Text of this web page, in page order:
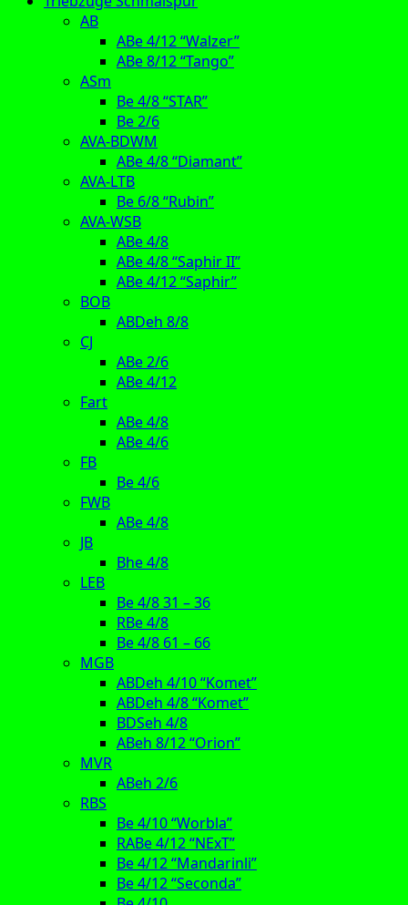
AB
ABe 4/12 “Walzer”
ABe 8/12 “Tango”
ASm
Be 4/8 “STAR”
Be 2/6
AVA-BDWM
ABe 4/8 “Diamant”
AVA-LTB
Be 6/8 “Rubin”
AVA-WSB
ABe 4/8
ABe 4/8 “Saphir II”
ABe 4/12 “Saphir”
BOB
ABDeh 8/8
CJ
ABe 2/6
ABe 4/12
Fart
ABe 4/8
ABe 4/6
FB
Be 4/6
FWB
ABe 4/8
JB
Bhe 4/8
LEB
Be 4/8 31 – 36
RBe 4/8
Be 4/8 61 – 66
MGB
ABDeh 4/10 “Komet”
ABDeh 4/8 “Komet”
BDSeh 4/8
ABeh 8/12 “Orion”
MVR
ABeh 2/6
RBS
Be 4/10 “Worbla”
RABe 4/12 “NExT”
Be 4/12 “Mandarinli”
Be 4/12 “Seconda”